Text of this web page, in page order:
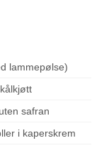
lammepølse)
safran
i kaperskrem